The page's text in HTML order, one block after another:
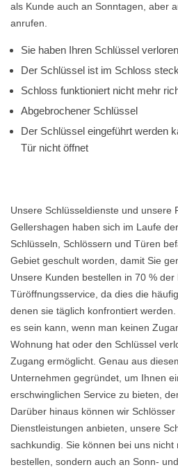
als Kunde auch an Sonntagen, aber
anrufen.
Sie haben Ihren Schlüssel verloren
Der Schlüssel ist im Schloss
Schloss funktioniert nicht mehr
Abgebrochener Schlüssel
Der Schlüssel eingeführt werden
Tür nicht öffnet
Unsere Schlüsseldienste und unsere
Gellershagen haben sich im Laufe
Schlüsseln, Schlössern und Türen
Gebiet geschult worden, damit Sie
Unsere Kunden bestellen in 70 % der
Türöffnungsservice, da dies die
denen sie täglich konfrontiert
es sein kann, wenn man keinen
Wohnung hat oder den Schlüssel
Zugang ermöglicht. Genau aus
Unternehmen gegründet, um Ihnen
erschwinglichen Service zu bieten,
Darüber hinaus können wir
Dienstleistungen anbieten, unsere
sachkundig. Sie können bei uns nicht
bestellen, sondern auch an Sonn-